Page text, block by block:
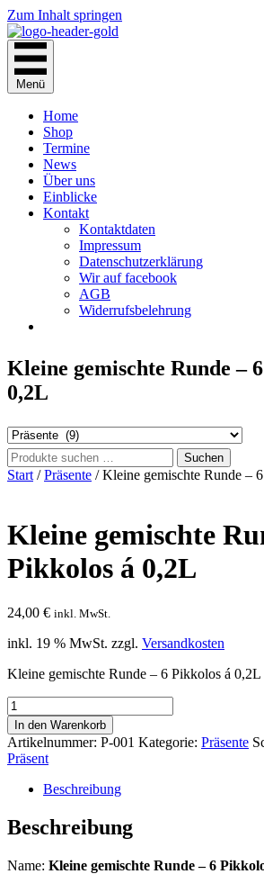
Zum Inhalt springen
Menü
Home
Shop
Termine
News
Über uns
Einblicke
Kontakt
Kontaktdaten
Impressum
Datenschutzerklärung
Wir auf facebook
AGB
Widerrufsbelehrung
Kleine gemischte Runde –
0,2L
Suche
nach:
Suchen
Start /Präsente / Kleine gemischte Runde –
Kleine gemischte
Pikkolos á 0,2L
24,00 € inkl. MwSt.
inkl. 19 % MwSt. zzgl. Versandkosten
Kleine gemischte Runde – 6 Pikkolos á 0,2L
Kleine
gemischte
Runde
-
6
Pikkolos
0,2L
Menge
In den Warenkorb
Artikelnummer: P-001 Kategorie: Präsente
Präsent
Beschreibung
Beschreibung
Name: Kleine gemischte Runde – 6